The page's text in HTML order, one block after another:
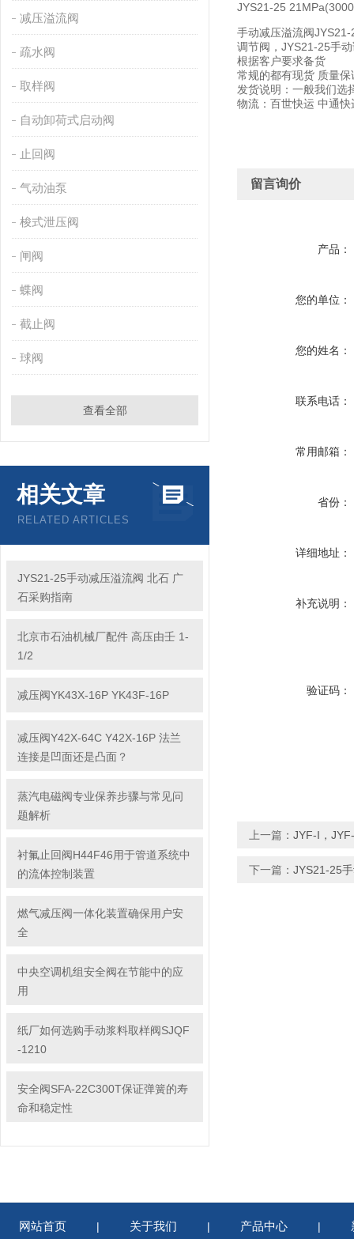
减压溢流阀
疏水阀
取样阀
自动卸荷式启动阀
止回阀
气动油泵
梭式泄压阀
闸阀
蝶阀
截止阀
球阀
查看全部
相关文章
RELATED ARTICLES
JYS21-25手动减压溢流阀 北石 广
石采购指南
北京市石油机械厂配件 高压由壬 1-
1/2
减压阀YK43X-16P YK43F-16P
减压阀Y42X-64C Y42X-16P 法兰
连接是凹面还是凸面？
蒸汽电磁阀专业保养步骤与常见问
题解析
衬氟止回阀H44F46用于管道系统中
的流体控制装置
燃气减压阀一体化装置确保用户安
全
中央空调机组安全阀在节能中的应
用
纸厂如何选购手动浆料取样阀SJQF
-1210
安全阀SFA-22C300T保证弹簧的寿
命和稳定性
JYS21-25
手动减压溢流阀
调节阀，JYS21-25手
根据客户要求备货
常规的都有现货 质量
发货说明：一般我们选
物流：百世快运 中通快
留言询价
产品：
您的单位：
您的姓名：
联系电话：
常用邮箱：
省份：
详细地址：
补充说明：
验证码：
上一篇： JYF-I，
下一篇： JYS21-25
网站首页 | 关于我们 | 产品中心 |